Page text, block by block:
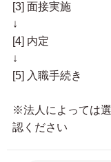
[3] 面接実施
↓
[4] 内定
↓
[5] 入職手続き
※法人によっては
認ください